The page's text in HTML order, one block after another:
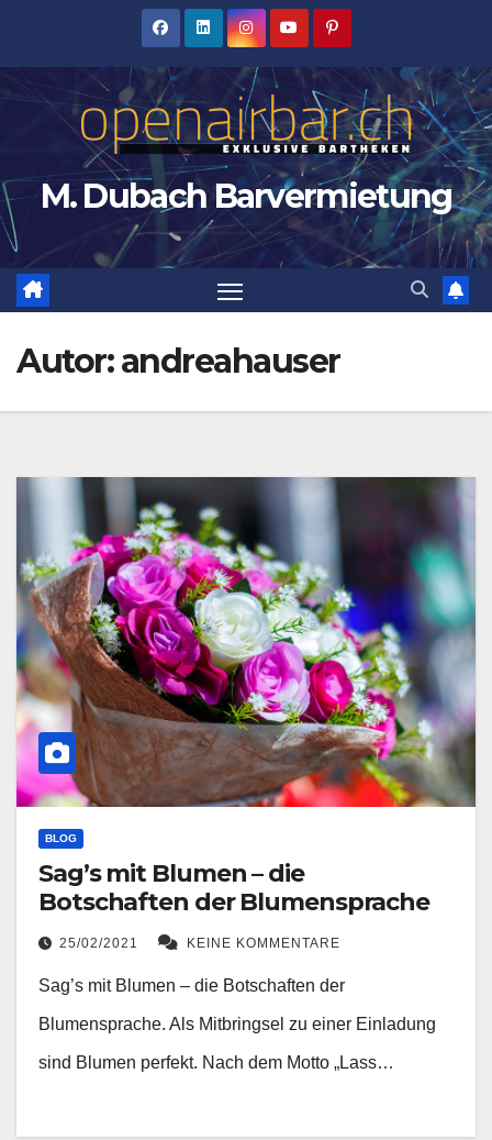
M. Dubach Barvermietung
Autor:andreahauser
BLOG
Sag’s mit Blumen – die
Botschaften der Blumensprache
25/02/2021 KEINE KOMMENTARE
Sag’s mit Blumen – die Botschaften der
Blumensprache. Als Mitbringsel zu einer Einladung
sind Blumen perfekt. Nach dem Motto „Lass…